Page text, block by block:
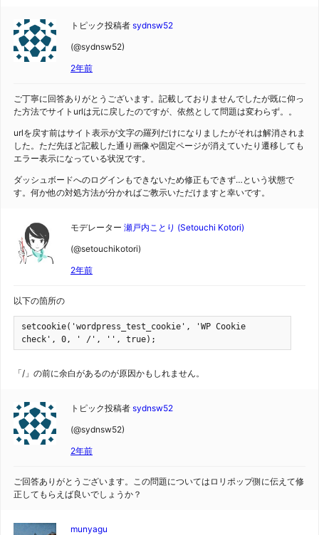
トピック投稿者 sydnsw52
(@sydnsw52)
2年前
ご丁寧に回答ありがとうございます。記載しておりませんでしたが既に仰っ
た方法でサイトurlは元に戻したのですが、依然として問題は変わらず。。
urlを戻す前はサイト表示が文字の羅列だけになりましたがそれは解消されま
した。ただ先ほど記載した通り画像や固定ページが消えていたり遷移しても
エラー表示になっている状況です。
ダッシュボードへのログインもできないため修正もできず…という状態で
す。何か他の対処方法が分かればご教示いただけますと幸いです。
モデレーター 瀬戸内ことり (Setouchi Kotori)
(@setouchikotori)
2年前
以下の箇所の
setcookie('wordpress_test_cookie', 'WP Cookie
check', 0, ' /', '', true);
「/」の前に余白があるのが原因かもしれません。
トピック投稿者 sydnsw52
(@sydnsw52)
2年前
ご回答ありがとうございます。この問題についてはロリポップ側に伝えて修
正してもらえば良いでしょうか？
munyagu